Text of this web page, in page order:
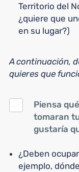
Territorio del
¿quiere que
en su lugar?)
A continuación,
quieres que
Piensa
tomaran
gustaría
¿Deben
ejemplo,